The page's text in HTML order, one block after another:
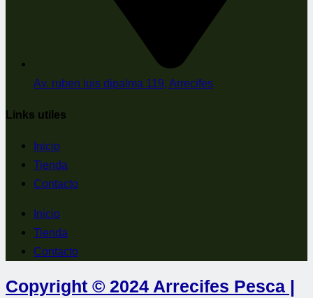
Av. ruben luis dipalma 119, Arrecifes
Links utiles
Inicio
Tienda
Contacto
Inicio
Tienda
Contacto
Copyright © 2024 Arrecifes Pesca |